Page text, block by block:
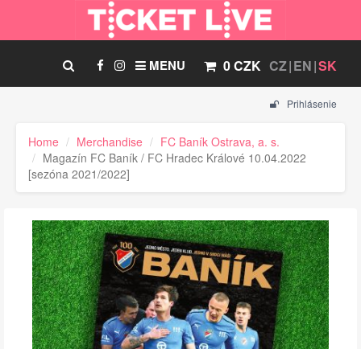
CZ EN SK
0 CZK
MENU
Prihlásenie
Home Merchandise
FC Baník Ostrava, a. s.
Magazín FC Baník / FC Hradec Králové 10.04.2022
[sezóna 2021/2022]